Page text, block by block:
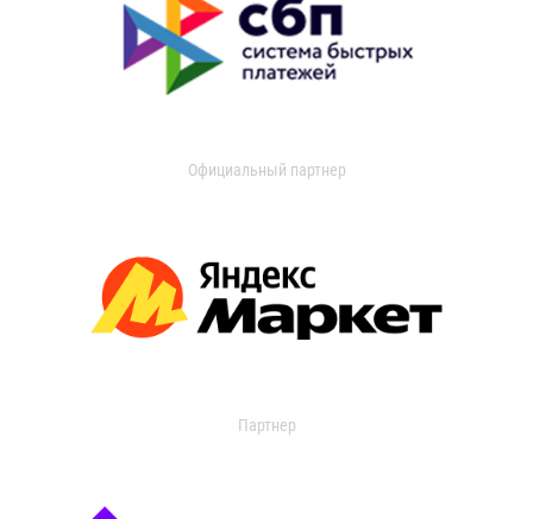
Официальный партнер
Партнер